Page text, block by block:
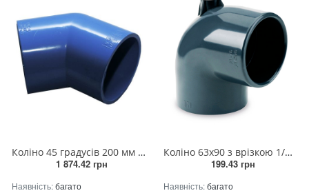
Коліно 45 градусів 200 мм (2штук/ящик)
1 874.42 грн
Наявність:багато
Коліно 63х90 з врізкою 1/2 РВ прямо
199.43 грн
Наявність:багато